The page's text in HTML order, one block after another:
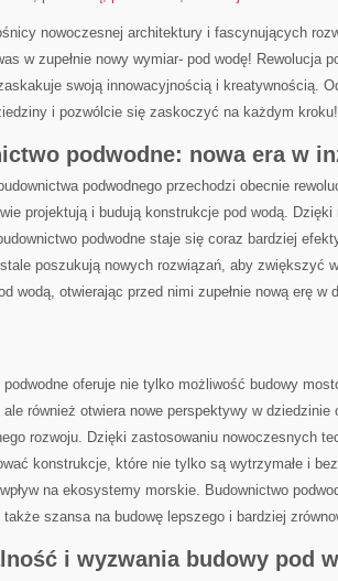
nowoczesnej architektury i fascynujących
w zupełnie nowy wymiar- pod wodę! ‌Rewolucja
swoją innowacyjnością i kreatywnością.
i pozwólcie się zaskoczyć na każdym kroku!
podwodne: nowa era w
​podwodnego przechodzi obecnie
‍projektują i budują konstrukcje pod wodą.
podwodne⁤ staje się coraz bardziej
stale poszukują nowych rozwiązań,‌ aby zwiększyć
wodą, otwierając przed nimi zupełnie nową erę w
podwodne oferuje nie tylko możliwość budowy​
również otwiera nowe perspektywy w dziedzinie
rozwoju. Dzięki zastosowaniu nowoczesnych
konstrukcje, które nie tylko są wytrzymałe i
na​ ekosystemy morskie. Budownictwo⁢
szansa na budowę⁤ lepszego i bardziej
i wyzwania budowy⁤ pod